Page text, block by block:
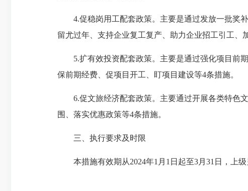
4.促稳岗用工配套政策。主要是通过发放一批奖补
留尤过年、支持企业复工复产、助力企业招工引工、
5.扩有效投资配套政策。主要是通过强化项目前期
保前期经费、促项目开工、盯项目建设等4条措施。
6.促文旅经济配套政策。主要通过开展各类特色文
围、落实优惠政策等4条措施。
三、执行要求及时限
本措施有效期从2024年1月1日起至3月31日，上级